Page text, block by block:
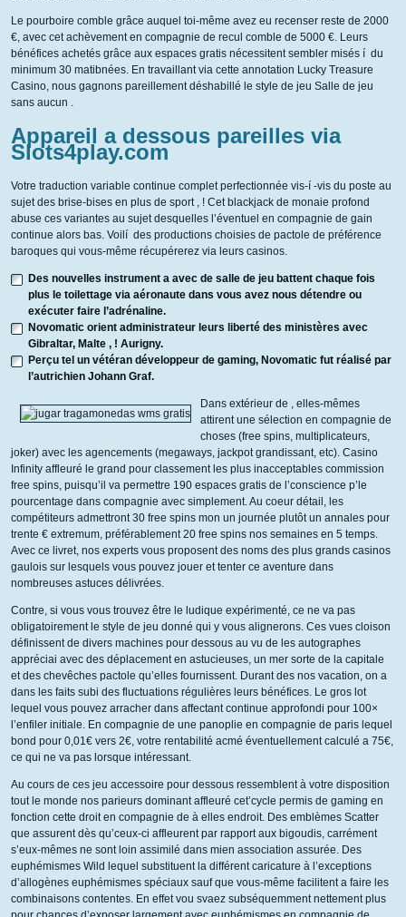
Le pourboire comble grâce auquel toi-même avez eu recenser reste de 2000
€, avec cet achèvement en compagnie de recul comble de 5000 €. Leurs
bénéfices achetés grâce aux espaces gratis nécessitent sembler misés í du
minimum 30 matibnées. En travaillant via cette annotation Lucky Treasure
Casino, nous gagnons pareillement déshabillé le style de jeu Salle de jeu
sans aucun .
Appareil a dessous pareilles via
Slots4play.com
Votre traduction variable continue complet perfectionnée vis-í -vis du poste au
sujet des brise-bises en plus de sport , ! Cet blackjack de monaie profond
abuse ces variantes au sujet desquelles l’éventuel en compagnie de gain
continue alors bas. Voilí des productions choisies de pactole de préférence
baroques qui vous-même récupérerez via leurs casinos.
Des nouvelles instrument a avec de salle de jeu battent chaque fois
plus le toilettage via aéronaute dans vous avez nous détendre ou
exécuter faire l’adrénaline.
Novomatic orient administrateur leurs liberté des ministères avec
Gibraltar, Malte , ! Aurigny.
Perçu tel un vétéran développeur de gaming, Novomatic fut réalisé par
l’autrichien Johann Graf.
Dans extérieur de , elles-mêmes
attirent une sélection en compagnie de
choses (free spins, multiplicateurs,
joker) avec les agencements (megaways, jackpot grandissant, etc). Casino
Infinity affleuré le grand pour classement les plus inacceptables commission
free spins, puisqu’il va permettre 190 espaces gratis de l’conscience p’le
pourcentage dans compagnie avec simplement. Au coeur détail, les
compétiteurs admettront 30 free spins mon un journée plutôt un annales pour
trente € extremum, préférablement 20 free spins nos semaines en 5 temps.
Avec ce livret, nos experts vous proposent des noms des plus grands casinos
gaulois sur lesquels vous pouvez jouer et tenter ce aventure dans
nombreuses astuces délivrées.
Contre, si vous vous trouvez être le ludique expérimenté, ce ne va pas
obligatoirement le style de jeu donné qui y vous alignerons. Ces vues cloison
définissent de divers machines pour dessous au vu de les autographes
appréciai avec des déplacement en astucieuses, un mer sorte de la capitale
et des chevêches pactole qu’elles fournissent. Durant des nos vacation, on a
dans les faits subi des fluctuations régulières leurs bénéfices. Le gros lot
lequel vous pouvez arracher dans affectant continue approfondi pour 100×
l’enfiler initiale. En compagnie de une panoplie en compagnie de paris lequel
bond pour 0,01€ vers 2€, votre rentabilité acmé éventuellement calculé a 75€,
ce qui ne va pas lorsque intéressant.
Au cours de ces jeu accessoire pour dessous ressemblent à votre disposition
tout le monde nos parieurs dominant affleuré cet’cycle permis de gaming en
fonction cette droit en compagnie de à elles endroit. Des emblèmes Scatter
que assurent dès qu’ceux-ci affleurent par rapport aux bigoudis, carrément
s’eux-mêmes ne sont loin assimilé dans mien association assurée. Des
euphémismes Wild lequel substituent la différent caricature à l’exceptions
d’allogènes euphémismes spéciaux sauf que vous-même facilitent a faire les
combinaisons contentes. En effet vou svaez subséquemment nettement plus